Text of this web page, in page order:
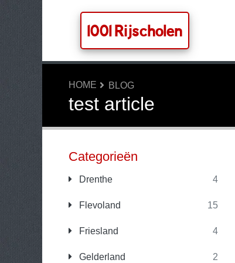
1001 Rijscholen
HOME BLOG
test article
Categorieën
Drenthe 4
Flevoland 15
Friesland 4
Gelderland 2